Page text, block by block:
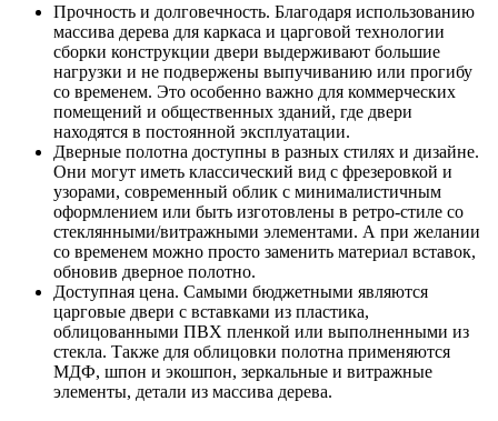
Прочность и долговечность. Благодаря использованию
массива дерева для каркаса и царговой технологии
сборки конструкции двери выдерживают большие
нагрузки и не подвержены выпучиванию или прогибу
со временем. Это особенно важно для коммерческих
помещений и общественных зданий, где двери
находятся в постоянной эксплуатации.
Дверные полотна доступны в разных стилях и дизайне.
Они могут иметь классический вид с фрезеровкой и
узорами, современный облик с минималистичным
оформлением или быть изготовлены в ретро-стиле со
стеклянными/витражными элементами. А при желании
со временем можно просто заменить материал вставок,
обновив дверное полотно.
Доступная цена. Самыми бюджетными являются
царговые двери с вставками из пластика,
облицованными ПВХ пленкой или выполненными из
стекла. Также для облицовки полотна применяются
МДФ, шпон и экошпон, зеркальные и витражные
элементы, детали из массива дерева.